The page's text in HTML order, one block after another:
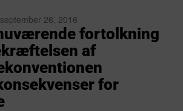
26, 2016
fortolkning
af
for